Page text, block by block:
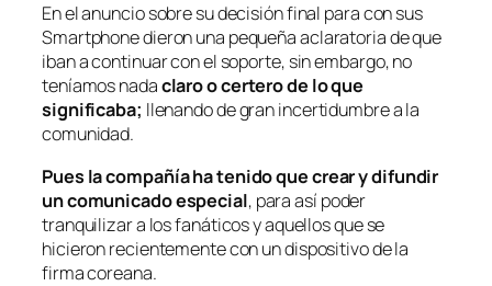
En el anuncio sobre su decisión final para con sus
Smartphone dieron una pequeña aclaratoria de que
iban a continuar con el soporte, sin embargo, no
teníamos nadaclaro o certero de lo que
significaba; llenando de gran incertidumbre a la
comunidad.
Pues la compañía ha tenido que crear y difundir
un comunicado especial, para así poder
tranquilizar a los fanáticos y aquellos que se
hicieron recientemente con un dispositivo de la
firma coreana.